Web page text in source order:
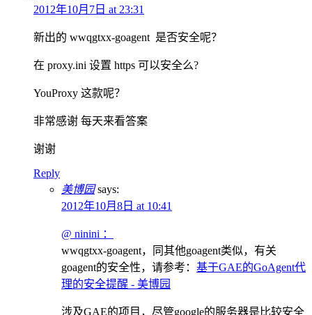
2012年10月7日 at 23:31
新出的 wwqgtxx-goagent 是否安全呢？
在 proxy.ini 设置 https 可以安全么?
YouProxy 这款呢？
非常感谢 每天来看答案
谢谢
Reply
美博园 says:
2012年10月8日 at 10:41
@ ninini ：
wwqgtxx-goagent，同其他goagent类似，有关
goagent的安全性，请参考： 基于GAE的GoAgent代
理的安全提醒 - 美博园
涉及GAE的项目，尽管google的服务器是比较安全